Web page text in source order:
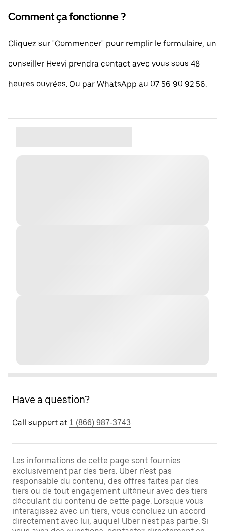
Comment ça fonctionne ?
Cliquez sur "Commencer" pour remplir le formulaire, un
conseiller Heevi prendra contact avec vous sous 48
heures ouvrées. Ou par WhatsApp au 07 56 90 92 56.
Have a question?
Call support at 1 (866) 987-3743
Les informations de cette page sont fournies
exclusivement par des tiers. Uber n'est pas
responsable du contenu, des offres faites par des
tiers ou de tout engagement ultérieur avec des tiers
découlant du contenu de cette page. Lorsque vous
interagissez avec un tiers, vous concluez un accord
directement avec lui, auquel Uber n'est pas partie. Si